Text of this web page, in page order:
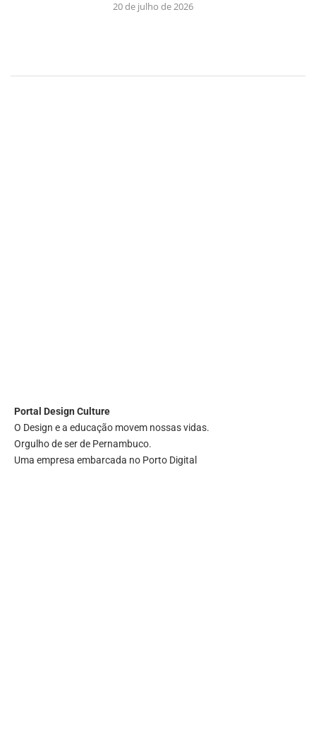
20 de julho de 2026
Portal Design Culture
O Design e a educação movem nossas vidas.
Orgulho de ser de Pernambuco.
Uma empresa embarcada no Porto Digital